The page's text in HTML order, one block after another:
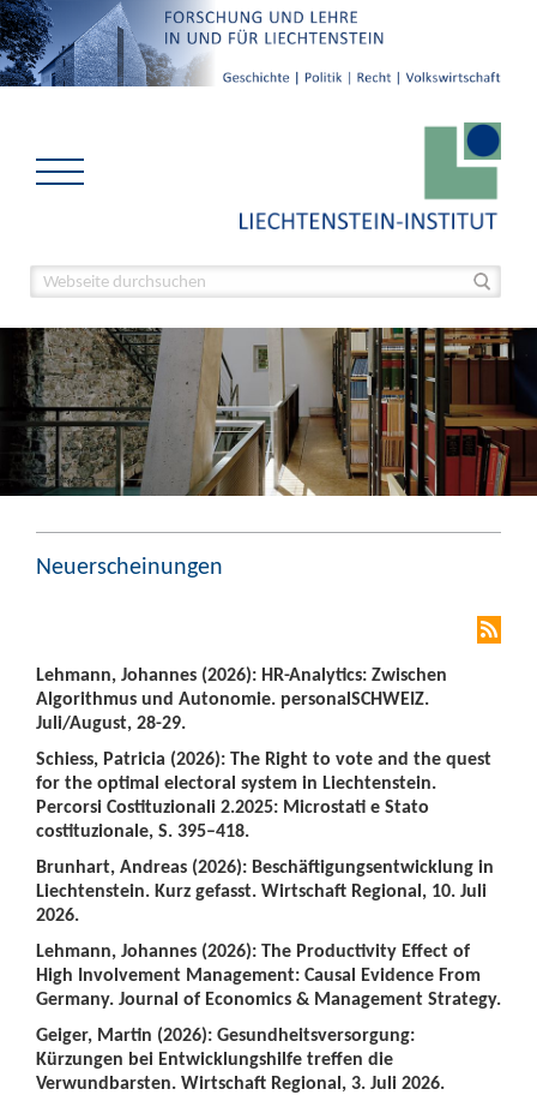
Neuerscheinungen
Lehmann, Johannes (2026): HR-Analytics: Zwischen
Algorithmus und Autonomie. personalSCHWEIZ.
Juli/August, 28-29.
Schiess, Patricia (2026): The Right to vote and the quest
for the optimal electoral system in Liechtenstein.
Percorsi Costituzionali 2.2025: Microstati e Stato
costituzionale, S. 395–418.
Brunhart, Andreas (2026): Beschäftigungsentwicklung in
Liechtenstein. Kurz gefasst. Wirtschaft Regional, 10. Juli
2026.
Lehmann, Johannes (2026): The Productivity Effect of
High Involvement Management: Causal Evidence From
Germany. Journal of Economics & Management Strategy.
Geiger, Martin (2026): Gesundheitsversorgung:
Kürzungen bei Entwicklungshilfe treffen die
Verwundbarsten. Wirtschaft Regional, 3. Juli 2026.